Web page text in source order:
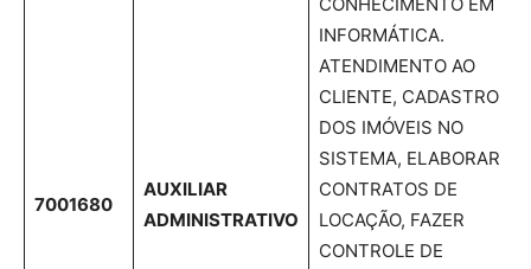
7001680
AUXILIAR
ADMINISTRATIVO
INFORMÁTICA.
ATENDIMENTO AO
CLIENTE, CADASTRO
DOS IMÓVEIS NO
SISTEMA, ELABORAR
CONTRATOS DE
LOCAÇÃO, FAZER
CONTROLE DE